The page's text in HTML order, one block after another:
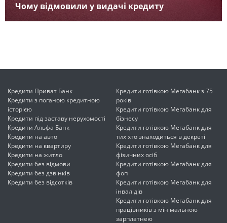
Чому відмовили у видачі кредиту
Кредити Приват Банк
Кредити з поганою кредитною
історією
Кредити під заставу нерухомості
Кредити Альфа Банк
Кредити на авто
Кредити на квартиру
Кредити на житло
Кредити без відмови
Кредити без дзвінків
Кредити без відсотків
Кредити готівкою Мегабанк з 75
років
Кредити готівкою Мегабанк для
бізнесу
Кредити готівкою Мегабанк для
тих хто знаходиться в декреті
Кредити готівкою Мегабанк для
фізичних осіб
Кредити готівкою Мегабанк для
фоп
Кредити готівкою Мегабанк для
інвалідів
Кредити готівкою Мегабанк для
працівників з мінімальною
зарплатнею